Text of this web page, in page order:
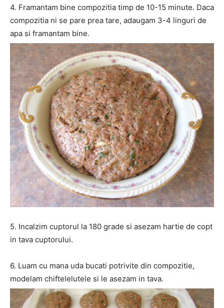
4. Framantam bine compozitia timp de 10-15 minute. Daca
compozitia ni se pare prea tare, adaugam 3-4 linguri de
apa si framantam bine.
5. Incalzim cuptorul la 180 grade si asezam hartie de copt
in tava cuptorului.
6. Luam cu mana uda bucati potrivite din compozitie,
modelam chiftelelutele si le asezam in tava.